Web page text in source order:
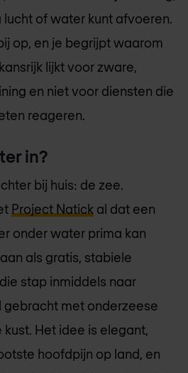
of water kunt afvoeren.
op, en je begrijpt waarom
lijkt voor zware,
en niet voor diensten die
reageren.
in?
bij huis: de zee.
Project Natick al dat een
onder water prima kan
als gratis, stabiele
stap inmiddels naar
met onderzeese
Het idee is elegant,
hoofdpijn op land, en